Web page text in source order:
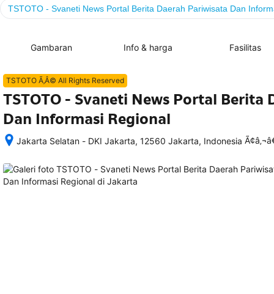
TSTOTO - Svaneti News Portal Berita Daerah Pariwisata Dan
Gambaran Info & harga Fasilitas
TSTOTO Ã‚Â© All Rights Reserved
TSTOTO - Svaneti News Portal Berita
Dan Informasi Regional
Jakarta Selatan - DKI Jakarta, 12560 Jakarta, Indonesia
memesan,
semua